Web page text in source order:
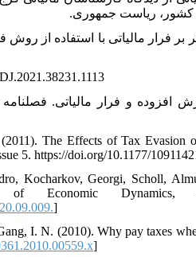
کشور، ریاست جمهوری.
فتحی، سعید. (1400). تعیین عوامل مؤثر بر فرار مالیاتی با
کریمی پتانلار، سعید. (1398). مالیات بر ارزش افزوده و
The Effects of Tax Evasion
5. https://doi.org/10.1177/
Kocharkov, Georgi, Scholl,
Economic Dynamics, 40,
]
I. N. (2010). Why pay taxes
]